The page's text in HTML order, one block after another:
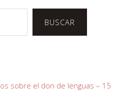
BUSCAR
sobre el don de lenguas – 15